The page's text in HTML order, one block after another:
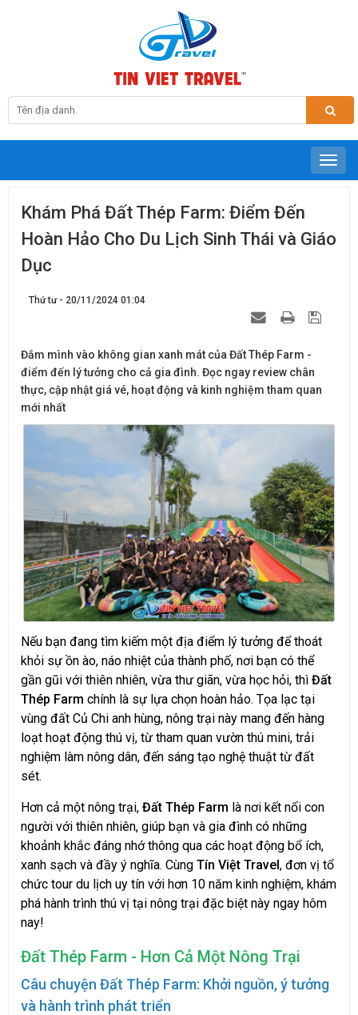
Khám Phá Đất Thép Farm: Điểm Đến
Hoàn Hảo Cho Du Lịch Sinh Thái và Giáo
Dục
Thứ tư - 20/11/2024 01:04
Đắm mình vào không gian xanh mát của Đất Thép Farm -
điểm đến lý tưởng cho cả gia đình. Đọc ngay review chân
thực, cập nhật giá vé, hoạt động và kinh nghiệm tham quan
mới nhất
Nếu bạn đang tìm kiếm một địa điểm lý tưởng để thoát
khỏi sự ồn ào, náo nhiệt của thành phố, nơi bạn có thể
gần gũi với thiên nhiên, vừa thư giãn, vừa học hỏi, thì Đất
Thép Farm chính là sự lựa chọn hoàn hảo. Tọa lạc tại
vùng đất Củ Chi anh hùng, nông trại này mang đến hàng
loạt hoạt động thú vị, từ tham quan vườn thú mini, trải
nghiệm làm nông dân, đến sáng tạo nghệ thuật từ đất
sét.
Hơn cả một nông trại, Đất Thép Farm là nơi kết nối con
người với thiên nhiên, giúp bạn và gia đình có những
khoảnh khắc đáng nhớ thông qua các hoạt động bổ ích,
xanh sạch và đầy ý nghĩa. Cùng Tín Việt Travel, đơn vị tổ
chức tour du lịch uy tín với hơn 10 năm kinh nghiệm, khám
phá hành trình thú vị tại nông trại đặc biệt này ngay hôm
nay!
Đất Thép Farm - Hơn Cả Một Nông Trại
Câu chuyện Đất Thép Farm: Khởi nguồn, ý tưởng
và hành trình phát triển